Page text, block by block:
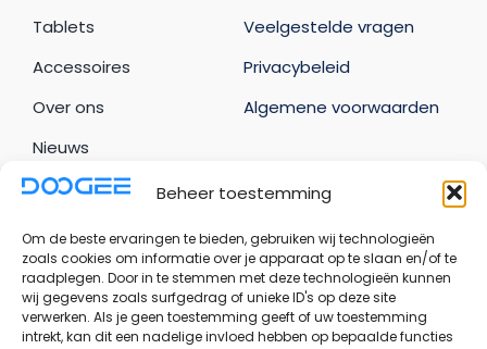
Beheer toestemming
Om de beste ervaringen te bieden, gebruiken wij technologieën
zoals cookies om informatie over je apparaat op te slaan en/of te
raadplegen. Door in te stemmen met deze technologieën kunnen
wij gegevens zoals surfgedrag of unieke ID's op deze site
verwerken. Als je geen toestemming geeft of uw toestemming
intrekt, kan dit een nadelige invloed hebben op bepaalde functies
Tablets
Accessoires
Over ons
Nieuws
Veelgestelde vragen
Privacybeleid
Algemene voorwaarden
Uw account
Bestellingen
Adresgegevens
Accountgegevens